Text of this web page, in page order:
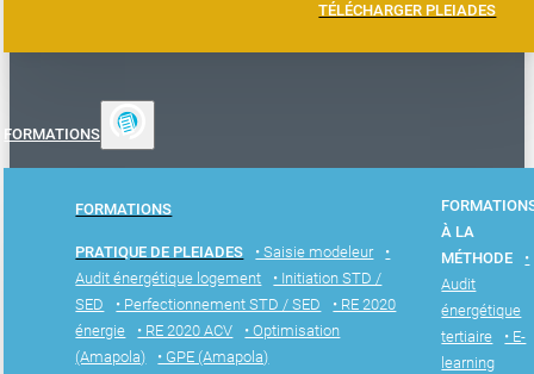
TÉLÉCHARGER PLEIADES
FORMATIONS
FORMATIONS
PRATIQUE DE PLEIADES • Saisie modeleur
•
Audit énergétique logement
• Initiation STD /
SED
• Perfectionnement STD / SED
• RE 2020
énergie
• RE 2020 ACV
• Optimisation
(Amapola)
• GPE (Amapola)
À LA
MÉTHODE
•
Audit
énergétique
tertiaire
• E-
learning